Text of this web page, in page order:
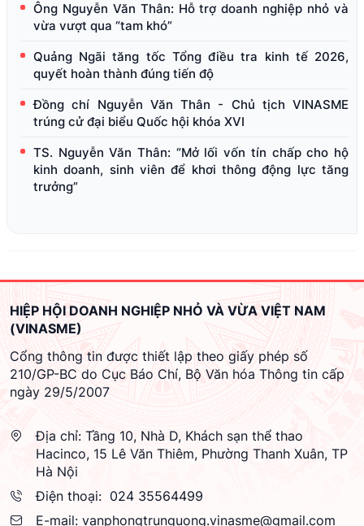
Ông Nguyễn Văn Thân: Hỗ trợ doanh nghiệp nhỏ và
vừa vượt qua “tam khó”
Quảng Ngãi tăng tốc Tổng điều tra kinh tế 2026,
quyết hoàn thành đúng tiến độ
Đồng chí Nguyễn Văn Thân - Chủ tịch VINASME
trúng cử đại biểu Quốc hội khóa XVI
TS. Nguyễn Văn Thân: “Mở lối vốn tín chấp cho hộ
kinh doanh, sinh viên để khơi thông động lực tăng
trưởng”
HIỆP HỘI DOANH NGHIỆP NHỎ VÀ VỪA VIỆT NAM
(VINASME)
Cổng thông tin được thiết lập theo giấy phép số
210/GP-BC do Cục Báo Chí, Bộ Văn hóa Thông tin cấp
ngày 29/5/2007
Địa chỉ: Tầng 10, Nhà D, Khách sạn thể thao
Hacinco, 15 Lê Văn Thiêm, Phường Thanh Xuân, TP
Hà Nội
Điện thoại: 024 35564499
E-mail: vanphongtrunguong.vinasme@gmail.com